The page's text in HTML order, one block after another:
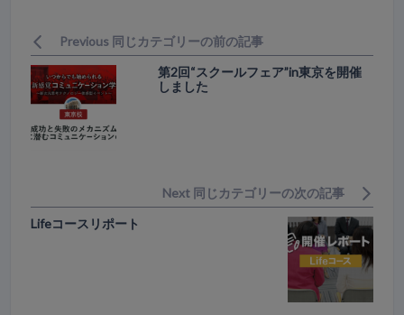
Previous 同じカテゴリーの前の記事
第2回“スクールフェア”in東京を開催
しました
Next 同じカテゴリーの次の記事
Lifeコースリポート